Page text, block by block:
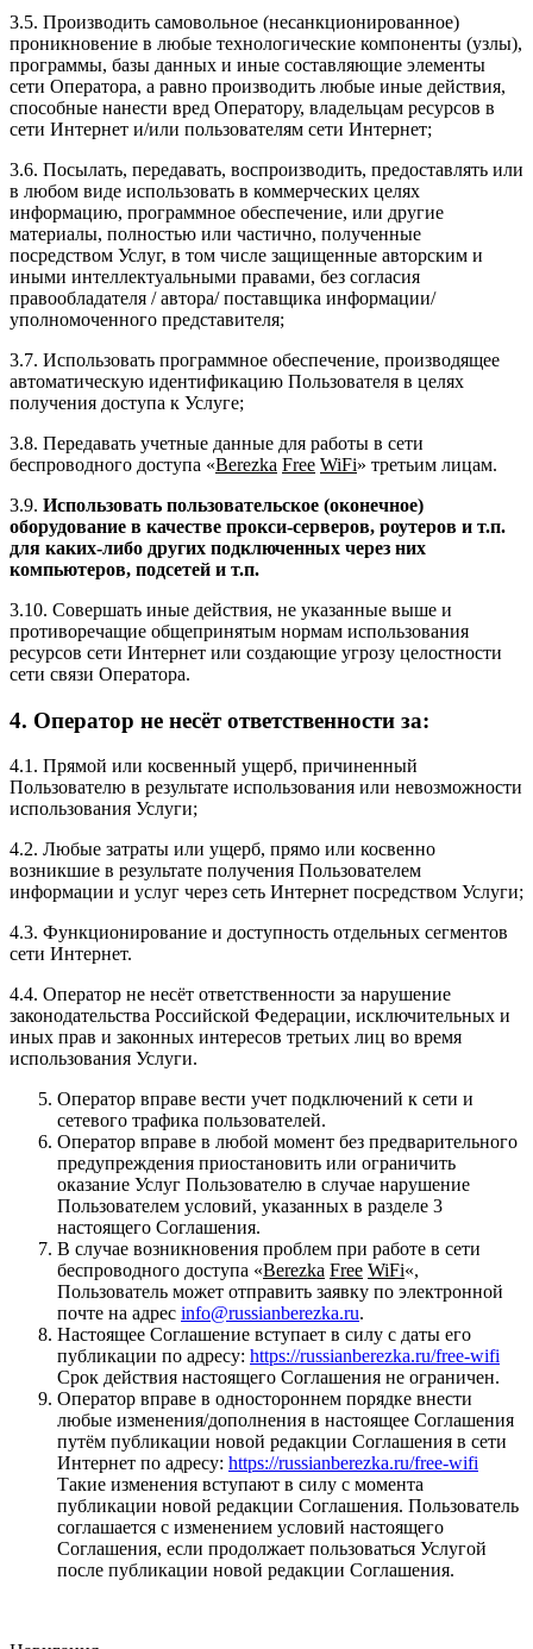
3.5. Производить самовольное (несанкционированное)
проникновение в любые технологические компоненты (узлы),
программы, базы данных и иные составляющие элементы
сети Оператора, а равно производить любые иные действия,
способные нанести вред Оператору, владельцам ресурсов в
сети Интернет и/или пользователям сети Интернет;
3.6. Посылать, передавать, воспроизводить, предоставлять или
в любом виде использовать в коммерческих целях
информацию, программное обеспечение, или другие
материалы, полностью или частично, полученные
посредством Услуг, в том числе защищенные авторским и
иными интеллектуальными правами, без согласия
правообладателя / автора/ поставщика информации/
уполномоченного представителя;
3.7. Использовать программное обеспечение, производящее
автоматическую идентификацию Пользователя в целях
получения доступа к Услуге;
3.8. Передавать учетные данные для работы в сети
беспроводного доступа «Berezka Free WiFi» третьим лицам.
3.9. Использовать пользовательское (оконечное)
оборудование в качестве прокси-серверов, роутеров и т.п.
для каких-либо других подключенных через них
компьютеров, подсетей и т.п.
3.10. Совершать иные действия, не указанные выше и
противоречащие общепринятым нормам использования
ресурсов сети Интернет или создающие угрозу целостности
сети связи Оператора.
4. Оператор не несёт ответственности за:
4.1. Прямой или косвенный ущерб, причиненный
Пользователю в результате использования или невозможности
использования Услуги;
4.2. Любые затраты или ущерб, прямо или косвенно
возникшие в результате получения Пользователем
информации и услуг через сеть Интернет посредством Услуги;
4.3. Функционирование и доступность отдельных сегментов
сети Интернет.
4.4. Оператор не несёт ответственности за нарушение
законодательства Российской Федерации, исключительных и
иных прав и законных интересов третьих лиц во время
использования Услуги.
Оператор вправе вести учет подключений к сети и
сетевого трафика пользователей.
Оператор вправе в любой момент без предварительного
предупреждения приостановить или ограничить
оказание Услуг Пользователю в случае нарушение
Пользователем условий, указанных в разделе 3
настоящего Соглашения.
В случае возникновения проблем при работе в сети
беспроводного доступа «Berezka Free WiFi«,
Пользователь может отправить заявку по электронной
почте на адрес info@russianberezka.ru.
Настоящее Соглашение вступает в силу с даты его
публикации по адресу: https://russianberezka.ru/free-wifi
Срок действия настоящего Соглашения не ограничен.
Оператор вправе в одностороннем порядке внести
любые изменения/дополнения в настоящее Соглашения
путём публикации новой редакции Соглашения в сети
Интернет по адресу: https://russianberezka.ru/free-wifi
Такие изменения вступают в силу с момента
публикации новой редакции Соглашения. Пользователь
соглашается с изменением условий настоящего
Соглашения, если продолжает пользоваться Услугой
после публикации новой редакции Соглашения.